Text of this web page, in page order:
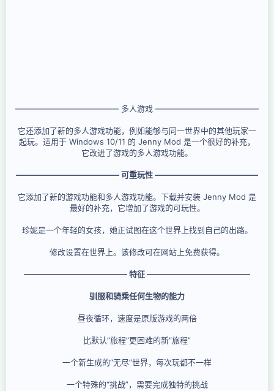
————————————— 多人游戏 —————————————
它还添加了新的多人游戏功能，例如能够与同一世界中的其他玩家一
起玩。适用于 Windows 10/11 的 Jenny Mod 是一个很好的补充，
它改进了游戏的多人游戏功能。
————————————— 可重玩性 —————————————
它添加了新的游戏功能和多人游戏功能。下载并安装 Jenny Mod 是
最好的补充，它增加了游戏的可玩性。
珍妮是一个年轻的女孩，她正试图在这个世界上找到自己的出路。
修改设置在世界上。该修改可在网站上免费获得。
————————————— 特征 —————————————
驯服和骑乘任何生物的能力
昼夜循环，速度是原版游戏的两倍
比默认“旅程”更困难的新“旅程”
一个新生成的“无尽”世界，每次玩都不一样
一个特殊的“挑战”，需要完成独特的挑战